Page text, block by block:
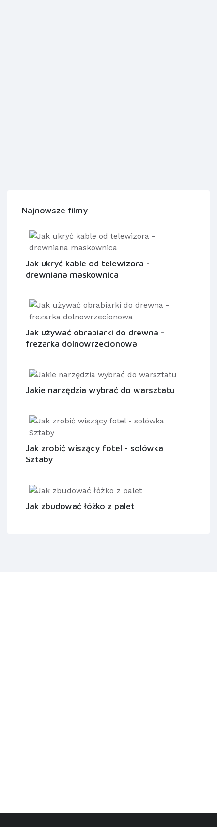
Najnowsze filmy
Jak ukryć kable od telewizora -
drewniana maskownica
Jak używać obrabiarki do drewna -
frezarka dolnowrzecionowa
Jakie narzędzia wybrać do warsztatu
Jak zrobić wiszący fotel - solówka
Sztaby
Jak zbudować łóżko z palet